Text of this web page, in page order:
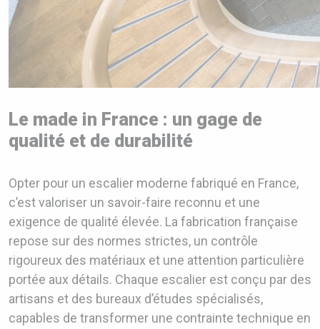
Le made in France : un gage de
qualité et de durabilité
Opter pour un escalier moderne fabriqué en France,
c’est valoriser un savoir-faire reconnu et une
exigence de qualité élevée. La fabrication française
repose sur des normes strictes, un contrôle
rigoureux des matériaux et une attention particulière
portée aux détails. Chaque escalier est conçu par des
artisans et des bureaux d’études spécialisés,
capables de transformer une contrainte technique en